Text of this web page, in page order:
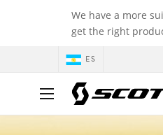
We have a more
get the right
ES